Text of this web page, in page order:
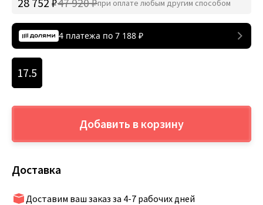
при оплате любым другим способом
4 платежа по 7 188 ₽
17.5
Добавить в корзину
Доставка
Доставим ваш заказ за 4-7 рабочих дней